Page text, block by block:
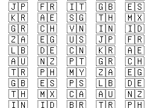
🇯🇵 🇫🇷 🇮🇹 🇬🇧
🇪🇸
🇰🇷 🇦🇪 🇸🇬 🇹🇭
🇲🇽
🇬🇷 🇨🇭 🇻🇳 🇮🇳
🇮🇩
🇿🇦 🇪🇬 🇺🇸 🇯🇵
🇫🇷
🇱🇧 🇩🇪 🇨🇳 🇰🇷
🇦🇪
🇦🇺 🇳🇿 🇵🇹 🇬🇷
🇨🇭
🇹🇷 🇵🇭 🇲🇾 🇿🇦
🇪🇬
🇬🇧 🇪🇸 🇵🇸 🇱🇧
🇩🇪
🇹🇭 🇲🇽 🇨🇦 🇦🇺
🇳🇿
🇮🇳 🇮🇩 🇧🇷 🇹🇷
🇵🇭